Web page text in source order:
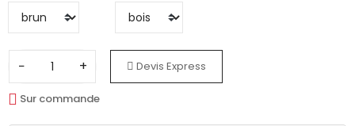
− + Devis Express
Sur commande